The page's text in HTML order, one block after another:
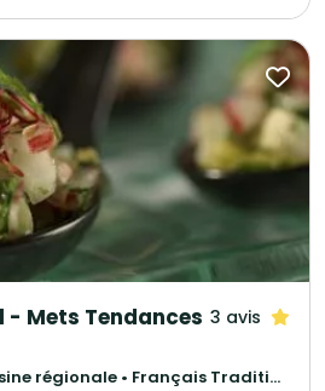
dévoués est toujours prête à répondre aux
riche en saveurs, dont nos clients
Mets Tendances 3 avis
Gastronomique • Cuisine régionale • Français Traditionnel